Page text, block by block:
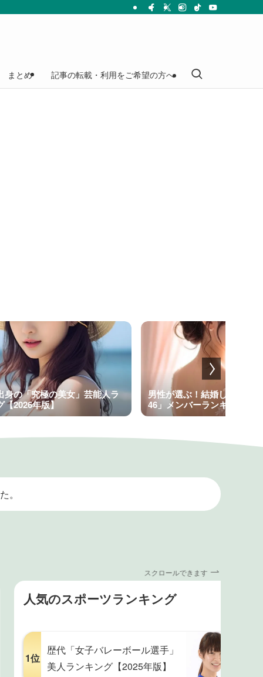
まとめ 記事の転載・利用をご希望の方へ
身の「究極の美女」芸能人ラ
【2026年版】
男性が選ぶ！結婚したい歴
46」メンバーランキング
。
スクロールできます
人気のスポーツランキング
1位
歴代「女子バレーボール選手」
美人ランキング【2025年版】